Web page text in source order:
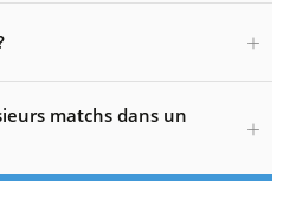
matchs dans un